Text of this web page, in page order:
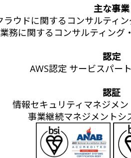
主な事業
ラウドに関するコンサルティ
業務に関するコンサルティング
認定
AWS認定 サービスパー
認証
情報セキュリティマネジメン
事業継続マネジメントシ